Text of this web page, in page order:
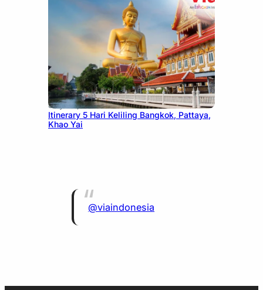
July 20, 2026
Itinerary 5 Hari Keliling Bangkok, Pattaya,
Khao Yai
@viaindonesia